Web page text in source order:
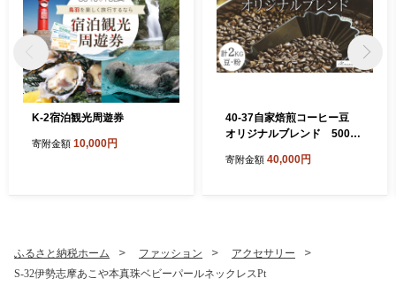
K-2宿泊観光周遊券
寄附金額 10,000円
40-37自家焙煎コーヒー豆
オリジナルブレンド 500g×
寄附金額 40,000円
ふるさと納税ホーム ファッション
アクセサリー
S-32伊勢志摩あこや本真珠ベビーパールネックレスPt